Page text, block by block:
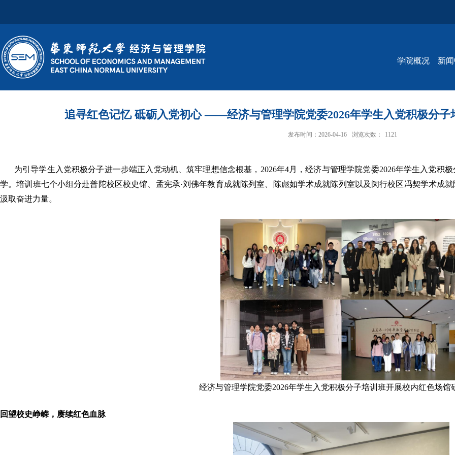
学院概况 新
追寻红色记忆 砥砺入党初心 ——经济与管理学院党委2026年学生入党积极分子
发布时间：2026-04-16 浏览次数： 1121
为引导学生入党积极分子进一步端正入党动机、筑牢理想信念根基，2026年4月，经济与管理学院党委2026年学生入党积
学。培训班七个小组分赴普陀校区校史馆、孟宪承·刘佛年教育成就陈列室、陈彪如学术成就陈列室以及闵行校区冯契学术成
汲取奋进力量。
经济与管理学院党委2026年学生入党积极分子培训班开展校内红色场馆
回望校史峥嵘，赓续红色血脉